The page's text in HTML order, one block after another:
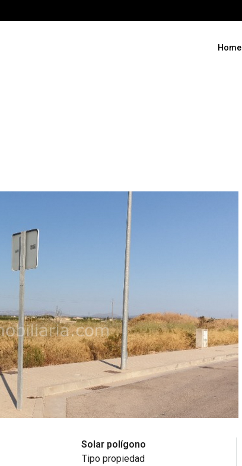
Home
Solar polígono
Tipo propiedad